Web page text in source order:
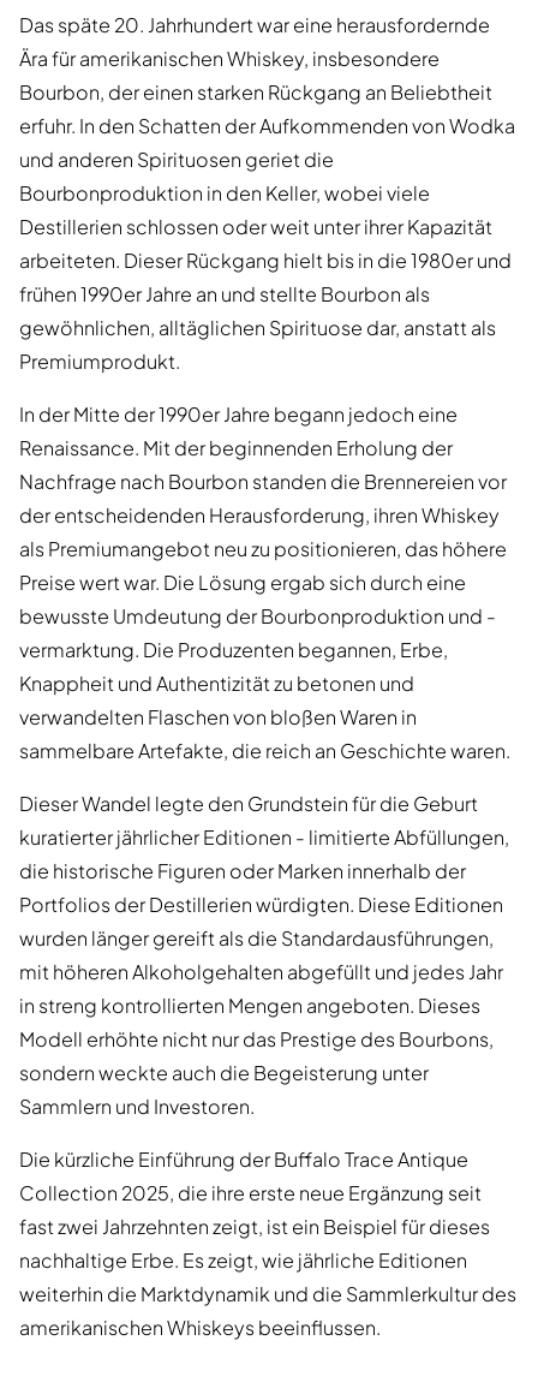
Das späte 20. Jahrhundert war eine herausfordernde
Ära für amerikanischen Whiskey, insbesondere
Bourbon, der einen starken Rückgang an Beliebtheit
erfuhr. In den Schatten der Aufkommenden von Wodka
und anderen Spirituosen geriet die
Bourbonproduktion in den Keller, wobei viele
Destillerien schlossen oder weit unter ihrer Kapazität
arbeiteten. Dieser Rückgang hielt bis in die 1980er und
frühen 1990er Jahre an und stellte Bourbon als
gewöhnlichen, alltäglichen Spirituose dar, anstatt als
Premiumprodukt.
In der Mitte der 1990er Jahre begann jedoch eine
Renaissance. Mit der beginnenden Erholung der
Nachfrage nach Bourbon standen die Brennereien vor
der entscheidenden Herausforderung, ihren Whiskey
als Premiumangebot neu zu positionieren, das höhere
Preise wert war. Die Lösung ergab sich durch eine
bewusste Umdeutung der Bourbonproduktion und -
vermarktung. Die Produzenten begannen, Erbe,
Knappheit und Authentizität zu betonen und
verwandelten Flaschen von bloßen Waren in
sammelbare Artefakte, die reich an Geschichte waren.
Dieser Wandel legte den Grundstein für die Geburt
kuratierter jährlicher Editionen - limitierte Abfüllungen,
die historische Figuren oder Marken innerhalb der
Portfolios der Destillerien würdigten. Diese Editionen
wurden länger gereift als die Standardausführungen,
mit höheren Alkoholgehalten abgefüllt und jedes Jahr
in streng kontrollierten Mengen angeboten. Dieses
Modell erhöhte nicht nur das Prestige des Bourbons,
sondern weckte auch die Begeisterung unter
Sammlern und Investoren.
Die kürzliche Einführung der Buffalo Trace Antique
Collection 2025, die ihre erste neue Ergänzung seit
fast zwei Jahrzehnten zeigt, ist ein Beispiel für dieses
nachhaltige Erbe. Es zeigt, wie jährliche Editionen
weiterhin die Marktdynamik und die Sammlerkultur des
amerikanischen Whiskeys beeinflussen.